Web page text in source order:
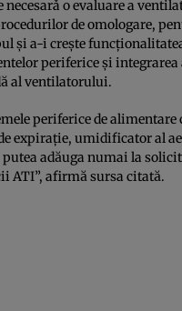
necesarǎ o evaluare a
de omologare,
şi a-i creşte
periferice şi integrarea
al ventilatorului.
periferice de alimentare
expiraţie, umidificator al
putea adăuga numai la
ATI”, afirmă sursa citată.